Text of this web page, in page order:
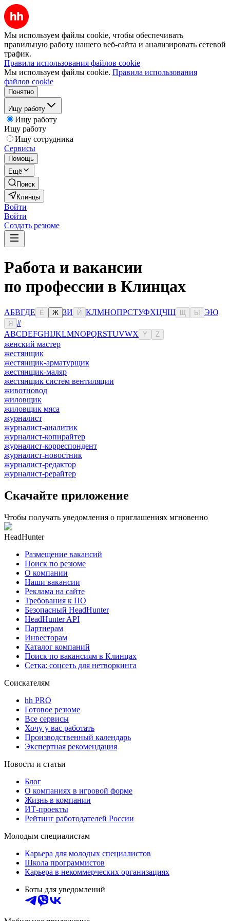
Мы используем файлы cookie, чтобы обеспечивать
правильную работу нашего веб-сайта и анализировать сетевой
трафик.
Правила использования файлов cookie
Мы используем файлы cookie. Правила использования
файлов cookie
Понятно
Ищу работу
Ищу работу
Ищу работу
Ищу сотрудника
Сервисы
Помощь
Ещё
Поиск
Клинцы
Войти
Войти
Создать резюме
Работа и вакансии
по профессии в Клинцах
АБВГДЕ Ё Ж ЗИ Й КЛМНОПРСТУФХЦЧШ Ы ЭЮ
Я
#
ABCDEFGHIJKLMNOPQRSTUVWX Y Z
женский мастер
жестянщик
жестянщик-арматурщик
жестянщик-маляр
жестянщик систем вентиляции
животновод
жиловщик
жиловщик мяса
журналист
журналист-аналитик
журналист-копирайтер
журналист-корреспондент
журналист-новостник
журналист-редактор
журналист-рерайтер
Скачайте приложение
Чтобы получать уведомления о приглашениях мгновенно
HeadHunter
Размещение вакансий
Поиск по резюме
О компании
Наши вакансии
Реклама на сайте
Требования к ПО
Безопасный HeadHunter
HeadHunter API
Партнерам
Инвесторам
Каталог компаний
Поиск по вакансиям в Клинцах
Сетка: соцсеть для нетворкинга
Соискателям
hh PRO
Готовое резюме
Все сервисы
Хочу у вас работать
Производственный календарь
Экспертная рекомендация
Новости и статьи
Блог
О компаниях в игровой форме
Жизнь в компании
ИТ-проекты
Рейтинг работодателей России
Молодым специалистам
Карьера для молодых специалистов
Школа программистов
Карьера в некоммерческих организациях
Боты для уведомлений